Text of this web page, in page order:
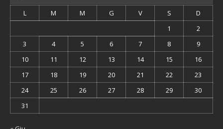
L M M G V S
D
1
2
3
4 5 6 7 8
9
10
11 12 13 14 15
16
17
18 19 20 21 22
23
24
25 26 27 28 29
30
31